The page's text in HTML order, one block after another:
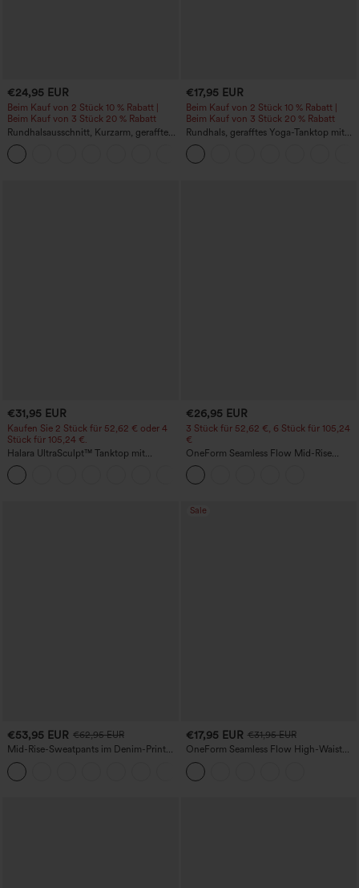
€24,95 EUR
Beim Kauf von 2 Stück 10 % Rabatt |
Beim Kauf von 3 Stück 20 % Rabatt
Rundhalsausschnitt, Kurzarm, gerafftes
Cool-Touch Yoga-Sporttop - UPF50+
€17,95 EUR
Beim Kauf von 2 Stück 10 % Rabatt |
Beim Kauf von 3 Stück 20 % Rabatt
Rundhals, gerafftes Yoga-Tanktop mit
Cool-Touch-Effekt – UPF50+
€31,95 EUR
Kaufen Sie 2 Stück für 52,62 € oder 4
Stück für 105,24 €.
Halara UltraSculpt™ Tanktop mit
Rundhalsausschnitt und
geschwungenem Saum
€26,95 EUR
3 Stück für 52,62 €, 6 Stück für 105,24
€
OneForm Seamless Flow Mid-Rise
Yoga-Leggings - mittelhoher Bund,
bauchformend und mit Po-Lifting-
Effekt
€53,95 EUR €62,95 EUR
Mid-Rise-Sweatpants im Denim-Print
aus French Terry, lässig, mit Taschen
Sale
€17,95 EUR €31,95 EUR
OneForm Seamless Flow High-Waist
Yogaleggings – nahtlos, mit hoher
Taille, bauchformend und mit
Hebeeffekt für den Po